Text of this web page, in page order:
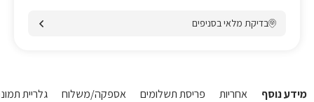
בדיקת מלאי בסניפים
מידע נוסף אחריות פריסת תשלומים אספקה/משלוח גלריית